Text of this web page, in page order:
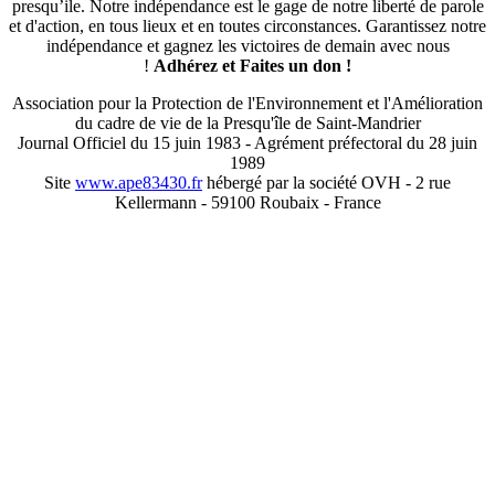
presqu’ile. Notre indépendance est le gage de notre liberté de parole
et d'action, en tous lieux et en toutes circonstances. Garantissez notre
indépendance et gagnez les victoires de demain avec nous
! Adhérez et Faites un don !
Association pour la Protection de l'Environnement et l'Amélioration
du cadre de vie de la Presqu'île de Saint-Mandrier
Journal Officiel du 15 juin 1983 - Agrément préfectoral du 28 juin
1989
Site www.ape83430.frhébergé par la société OVH - 2 rue
Kellermann - 59100 Roubaix - France